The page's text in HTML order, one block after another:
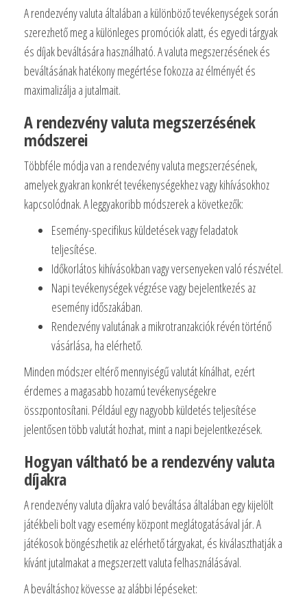
A rendezvény valuta általában a különböző tevékenységek során
szerezhető meg a különleges promóciók alatt, és egyedi tárgyak
és díjak beváltására használható. A valuta megszerzésének és
beváltásának hatékony megértése fokozza az élményét és
maximalizálja a jutalmait.
A rendezvény valuta megszerzésének
módszerei
Többféle módja van a rendezvény valuta megszerzésének,
amelyek gyakran konkrét tevékenységekhez vagy kihívásokhoz
kapcsolódnak. A leggyakoribb módszerek a következők:
Esemény-specifikus küldetések vagy feladatok
teljesítése.
Időkorlátos kihívásokban vagy versenyeken való részvétel.
Napi tevékenységek végzése vagy bejelentkezés az
esemény időszakában.
Rendezvény valutának a mikrotranzakciók révén történő
vásárlása, ha elérhető.
Minden módszer eltérő mennyiségű valutát kínálhat, ezért
érdemes a magasabb hozamú tevékenységekre
összpontosítani. Például egy nagyobb küldetés teljesítése
jelentősen több valutát hozhat, mint a napi bejelentkezések.
Hogyan váltható be a rendezvény valuta
díjakra
A rendezvény valuta díjakra való beváltása általában egy kijelölt
játékbeli bolt vagy esemény központ meglátogatásával jár. A
játékosok böngészhetik az elérhető tárgyakat, és kiválaszthatják a
kívánt jutalmakat a megszerzett valuta felhasználásával.
A beváltáshoz kövesse az alábbi lépéseket: